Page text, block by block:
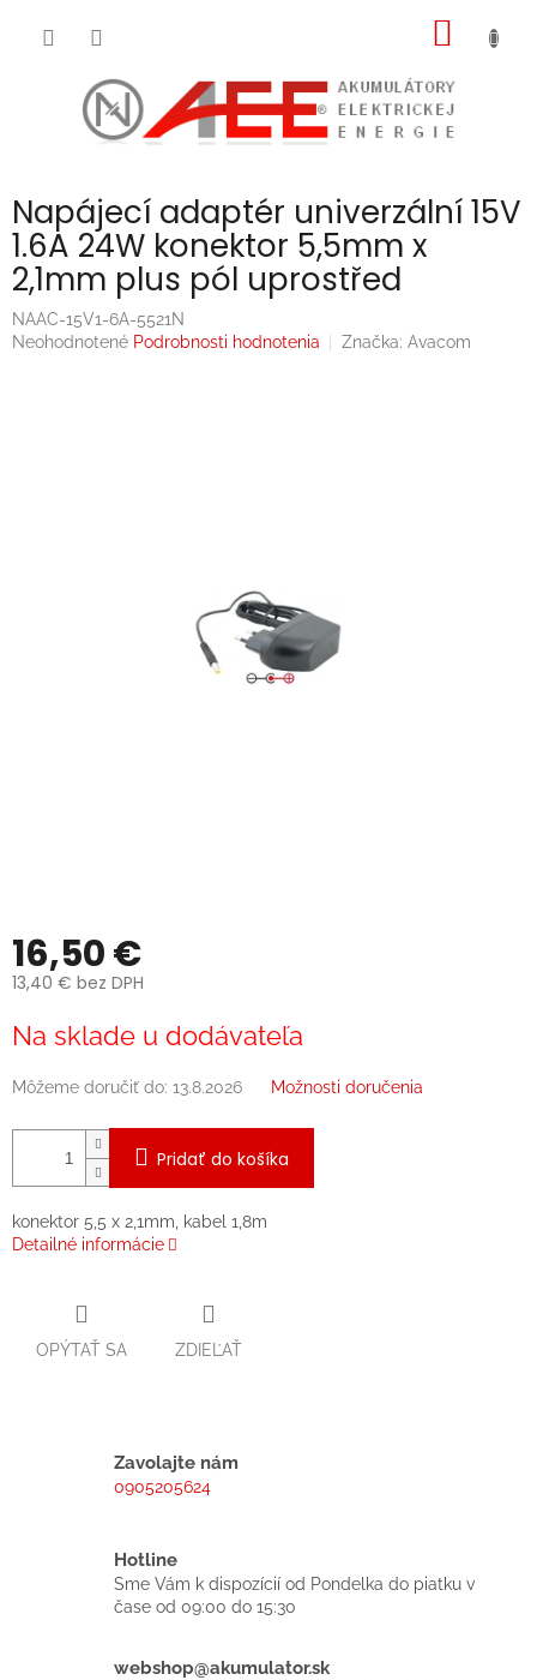
Napájecí adaptér univerzální 15V
1.6A 24W konektor 5,5mm x
2,1mm plus pól uprostřed
NAAC-15V1-6A-5521N
Priemerné
Neohodnotené Podrobnosti hodnotenia Značka: Avacom
16,50 €
13,40 € bez DPH
cena:
Na sklade u dodávateľa
Môžeme doručiť do: 13.8.2026 Možnosti doručenia
Pridať do košíka
konektor 5,5 x 2,1mm, kabel 1,8m
Detailné informácie
OPÝTAŤ SA ZDIEĽAŤ
Zavolajte nám
0905205624
Hotline
Sme Vám k dispozícií od Pondelka do piatku v
čase od 09:00 do 15:30
webshop@akumulator.sk